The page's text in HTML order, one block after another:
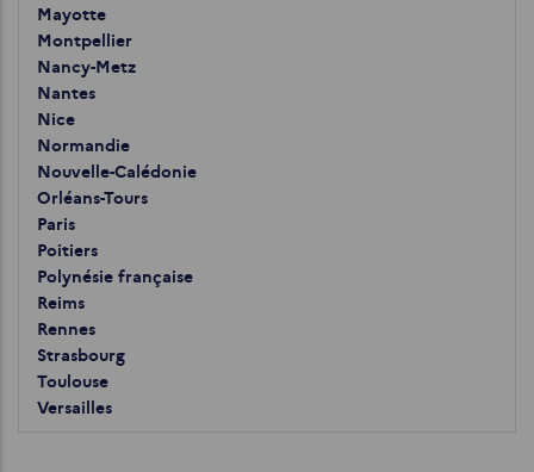
Mayotte
Montpellier
Nancy-Metz
Nantes
Nice
Normandie
Nouvelle-Calédonie
Orléans-Tours
Paris
Poitiers
Polynésie française
Reims
Rennes
Strasbourg
Toulouse
Versailles